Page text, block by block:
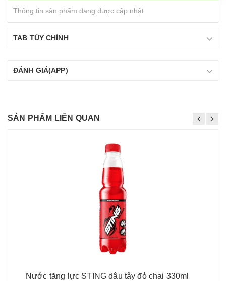
Thông tin sản phẩm đang được cập nhật
TAB TÙY CHỈNH
ĐÁNH GIÁ(APP)
SẢN PHẨM LIÊN QUAN
Nước tăng lực STING dâu tây đỏ chai 330ml